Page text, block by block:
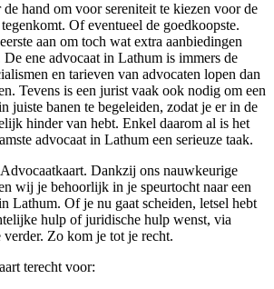
hand om voor sereniteit te kiezen voor de
Of eventueel de goedkoopste.
aan om toch wat extra aanbiedingen
De ene advocaat in Lathum is immers de
en tarieven van advocaten lopen dan
Tevens is een jurist vaak ook nodig om een
juiste banen te begeleiden, zodat je er in de
hinder van hebt. Enkel daarom al is het
advocaat in Lathum een serieuze taak.
Advocaatkaart. Dankzij ons nauwkeurige
wij je behoorlijk in je speurtocht naar een
Lathum. Of je nu gaat scheiden, letsel hebt
hulp of juridische hulp wenst, via
Zo kom je tot je recht.
terecht voor: